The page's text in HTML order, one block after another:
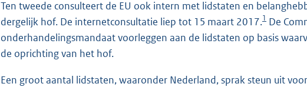
Ten tweede consulteert de EU ook intern met lidstaten en
dergelijk hof. De internetconsultatie liep tot 15 maart 2017.1 De
onderhandelingsmandaat voorleggen aan de lidstaten op basis
de oprichting van het hof.
Een groot aantal lidstaten, waaronder Nederland, sprak steun uit